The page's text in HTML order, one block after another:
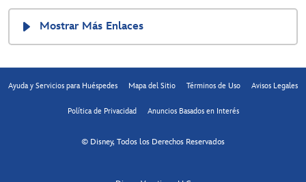
Mostrar Más Enlaces
Ayuda y Servicios para Huéspedes Mapa del Sitio Términos de Uso Avisos Legales
Política de Privacidad Anuncios Basados en Interés
© Disney, Todos los Derechos Reservados